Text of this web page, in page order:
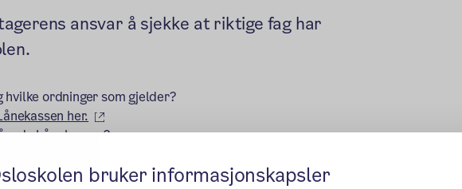
bruker informasjonskapsler
ansvar å sjekke at riktige fag har
hvilke ordninger som gjelder?
her.
(ekstern lenke)
Lånekassen?